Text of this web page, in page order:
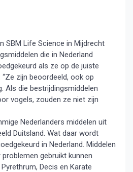
SBM Life Science in Mijdrecht
die in Nederland
als ze op de juiste
zijn beoordeeld, ook op
Als die bestrijdingsmiddelen
vogels, zouden ze niet zijn
Nederlanders middelen uit
Duitsland. Wat daar wordt
in Nederland. Middelen
gebruikt kunnen
Decis en Karate